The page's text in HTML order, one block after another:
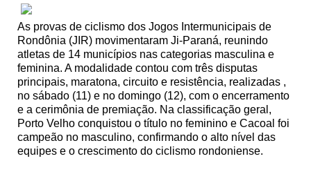
As provas de ciclismo dos Jogos Intermunicipais de
Rondônia (JIR) movimentaram Ji-Paraná, reunindo
atletas de 14 municípios nas categorias masculina e
feminina. A modalidade contou com três disputas
principais, maratona, circuito e resistência, realizadas ,
no sábado (11) e no domingo (12), com o encerramento
e a cerimônia de premiação. Na classificação geral,
Porto Velho conquistou o título no feminino e Cacoal foi
campeão no masculino, confirmando o alto nível das
equipes e o crescimento do ciclismo rondoniense.